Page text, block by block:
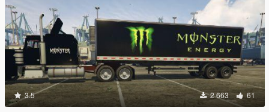
3.5 2 663 61